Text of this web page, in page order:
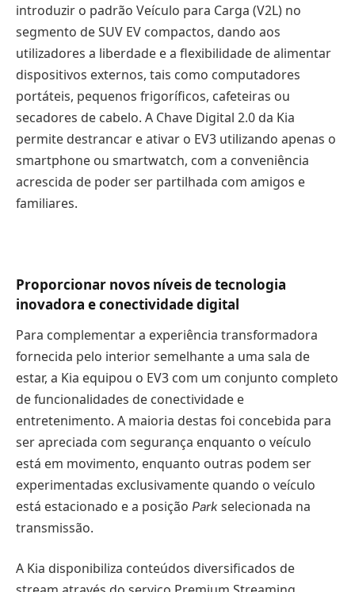
introduzir o padrão Veículo para Carga (V2L) no
segmento de SUV EV compactos, dando aos
utilizadores a liberdade e a flexibilidade de alimentar
dispositivos externos, tais como computadores
portáteis, pequenos frigoríficos, cafeteiras ou
secadores de cabelo. A Chave Digital 2.0 da Kia
permite destrancar e ativar o EV3 utilizando apenas o
smartphone ou smartwatch, com a conveniência
acrescida de poder ser partilhada com amigos e
familiares.
Proporcionar novos níveis de tecnologia
inovadora e conectividade digital
Para complementar a experiência transformadora
fornecida pelo interior semelhante a uma sala de
estar, a Kia equipou o EV3 com um conjunto completo
de funcionalidades de conectividade e
entretenimento. A maioria destas foi concebida para
ser apreciada com segurança enquanto o veículo
está em movimento, enquanto outras podem ser
experimentadas exclusivamente quando o veículo
está estacionado e a posição Park selecionada na
transmissão.
A Kia disponibiliza conteúdos diversificados de